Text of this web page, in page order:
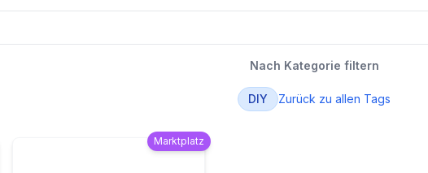
Nach Kategorie filtern
DIY Zurück zu allen Tags
Marktplatz